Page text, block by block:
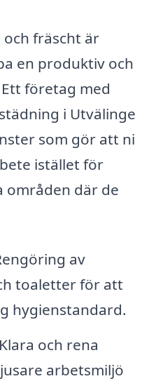
fräscht är
en produktiv och
företag med
i Utvälinge
som gör att ni
istället för
områden där de
av
toaletter för att
hygienstandard.
Klara och rena
arbetsmiljö